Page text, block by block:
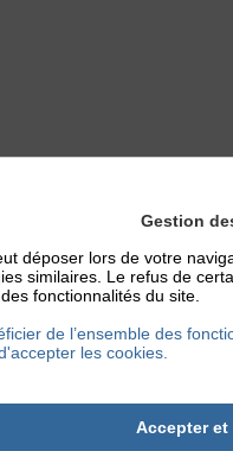
Gestion
déposer lors de votre
similaires. Le refus de
fonctionnalités du site.
de l’ensemble des
les cookies.
Accepter